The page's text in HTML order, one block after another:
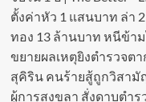
ตั้งค่าหัว 1 แสนบาท ล่า
ทอง 13 ล้านบาท หนีข้า
ขยายผลเหตุยิงตำรวจต
สุคิริน คนร้ายสู้ถูกวิสามั
ผู้การสงขลา สั่งดาบตำ